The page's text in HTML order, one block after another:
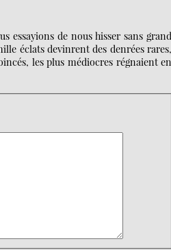
essayions de nous hisser sans grand
éclats devinrent des denrées rares,
les plus médiocres régnaient en